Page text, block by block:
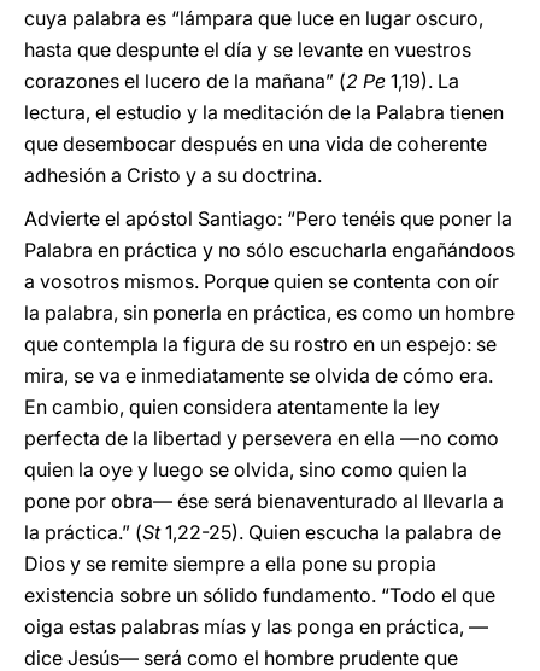
cuya palabra es “lámpara que luce en lugar oscuro,
hasta que despunte el día y se levante en vuestros
corazones el lucero de la mañana” (2 Pe 1,19). La
lectura, el estudio y la meditación de la Palabra tienen
que desembocar después en una vida de coherente
adhesión a Cristo y a su doctrina.
Advierte el apóstol Santiago: “Pero tenéis que poner la
Palabra en práctica y no sólo escucharla engañándoos
a vosotros mismos. Porque quien se contenta con oír
la palabra, sin ponerla en práctica, es como un hombre
que contempla la figura de su rostro en un espejo: se
mira, se va e inmediatamente se olvida de cómo era.
En cambio, quien considera atentamente la ley
perfecta de la libertad y persevera en ella —no como
quien la oye y luego se olvida, sino como quien la
pone por obra— ése será bienaventurado al llevarla a
la práctica.” (St1,22-25). Quien escucha la palabra de
Dios y se remite siempre a ella pone su propia
existencia sobre un sólido fundamento. “Todo el que
oiga estas palabras mías y las ponga en práctica, —
dice Jesús— será como el hombre prudente que